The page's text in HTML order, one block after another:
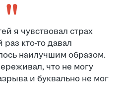
я чувствовал страх
кто-то давал
наилучшим образом.
что не могу
и буквально не мог